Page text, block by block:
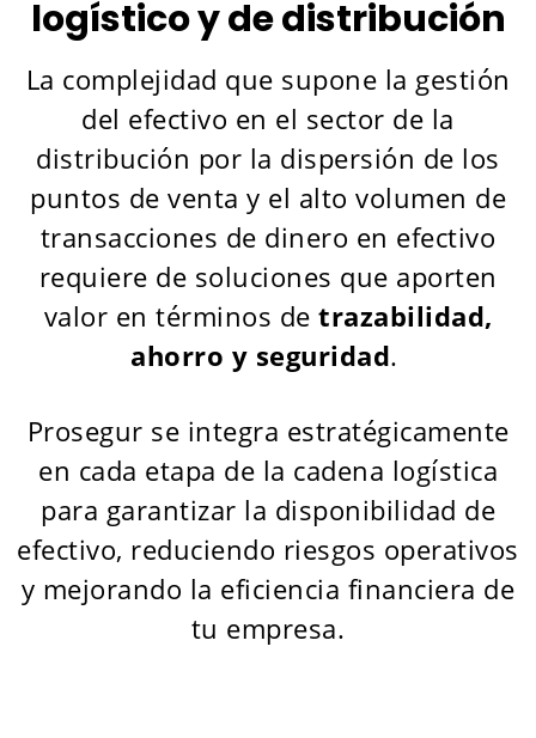
logístico y de distribución
La complejidad que supone la gestión
del efectivo en el sector de la
distribución por la dispersión de los
puntos de venta y el alto volumen de
transacciones de dinero en efectivo
requiere de soluciones que aporten
valor en términos de trazabilidad,
ahorro y seguridad.
Prosegur se integra estratégicamente
en cada etapa de la cadena logística
para garantizar la disponibilidad de
efectivo, reduciendo riesgos operativos
y mejorando la eficiencia financiera de
tu empresa.